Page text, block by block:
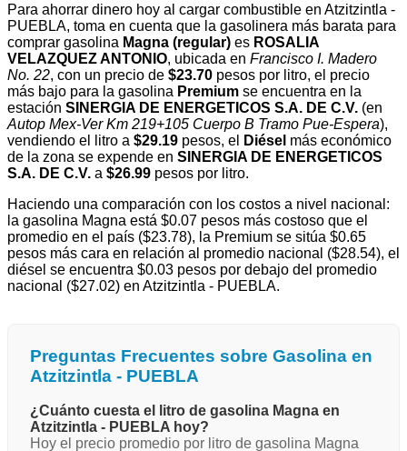
Para ahorrar dinero hoy al cargar combustible en Atzitzintla -
PUEBLA, toma en cuenta que la gasolinera más barata para
comprar gasolina Magna (regular) es ROSALIA
VELAZQUEZ ANTONIO, ubicada en Francisco I. Madero
No. 22, con un precio de $23.70 pesos por litro, el precio
más bajo para la gasolina Premium se encuentra en la
estación SINERGIA DE ENERGETICOS S.A. DE C.V. (en
Autop Mex-Ver Km 219+105 Cuerpo B Tramo Pue-Espera),
vendiendo el litro a $29.19 pesos, el Diésel más económico
de la zona se expende en SINERGIA DE ENERGETICOS
S.A. DE C.V. a $26.99 pesos por litro.
Haciendo una comparación con los costos a nivel nacional:
la gasolina Magna está $0.07 pesos más costoso que el
promedio en el país ($23.78), la Premium se sitúa $0.65
pesos más cara en relación al promedio nacional ($28.54), el
diésel se encuentra $0.03 pesos por debajo del promedio
nacional ($27.02) en Atzitzintla - PUEBLA.
Preguntas Frecuentes sobre Gasolina en
Atzitzintla - PUEBLA
¿Cuánto cuesta el litro de gasolina Magna en
Atzitzintla - PUEBLA hoy?
Hoy el precio promedio por litro de gasolina Magna